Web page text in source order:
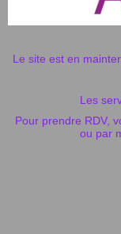
Le site est en
Les
Pour prendre RDV,
ou par